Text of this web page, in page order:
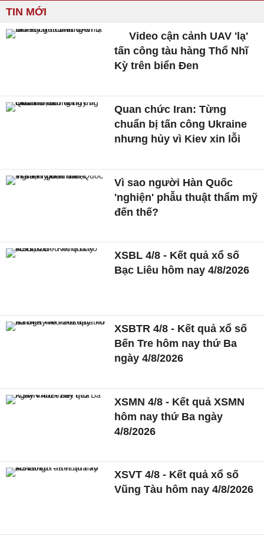
TIN MỚI
Video cận cảnh UAV 'lạ'
tấn công tàu hàng Thổ Nhĩ
Kỳ trên biển Đen
Quan chức Iran: Từng
chuẩn bị tấn công Ukraine
nhưng hủy vì Kiev xin lỗi
Vì sao người Hàn Quốc
'nghiện' phẫu thuật thẩm mỹ
đến thế?
XSBL 4/8 - Kết quả xổ số
Bạc Liêu hôm nay 4/8/2026
XSBTR 4/8 - Kết quả xổ số
Bến Tre hôm nay thứ Ba
ngày 4/8/2026
XSMN 4/8 - Kết quả XSMN
hôm nay thứ Ba ngày
4/8/2026
XSVT 4/8 - Kết quả xổ số
Vũng Tàu hôm nay 4/8/2026